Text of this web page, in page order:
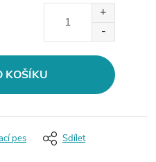
KOŠÍKU
pes Sdílet